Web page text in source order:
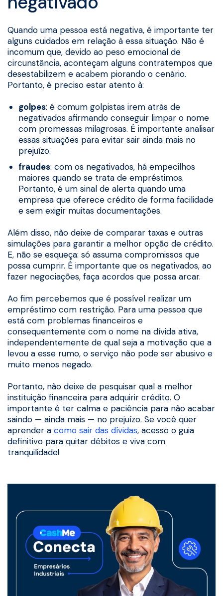
Quando uma pessoa está negativa, é importante ter
alguns cuidados em relação à essa situação. Não é
incomum que, devido ao peso emocional de
circunstância, aconteçam alguns contratempos que
desestabilizem e acabem piorando o cenário.
Portanto, é preciso estar atento à:
golpes: é comum golpistas irem atrás de
negativados afirmando conseguir limpar o nome
com promessas milagrosas. É importante analisar
essas situações para evitar sair ainda mais no
prejuízo.
fraudes: com os negativados, há empecilhos
maiores quando se trata de empréstimos.
Portanto, é um sinal de alerta quando uma
empresa que oferece crédito de forma facilidade
e sem exigir muitas documentações.
Além disso, não deixe de comparar taxas e outras
simulações para garantir a melhor opção de crédito.
E, não se esqueça: só assuma compromissos que
possa cumprir. É importante que os negativados, ao
fazer negociações, faça acordos que possa arcar.
Ao fim percebemos que é possível realizar um
empréstimo com restrição. Para uma pessoa que
está com problemas financeiros e
consequentemente com o nome na dívida ativa,
independentemente de qual seja a motivação que a
levou a esse rumo, o serviço não pode ser abusivo e
muito menos negado.
Portanto, não deixe de pesquisar qual a melhor
instituição financeira para adquirir crédito. O
importante é ter calma e paciência para não acabar
saindo — ainda mais — no prejuízo. Se você quer
aprender a como sair das dívidas, acesso o guia
definitivo para quitar débitos e viva com
tranquilidade!